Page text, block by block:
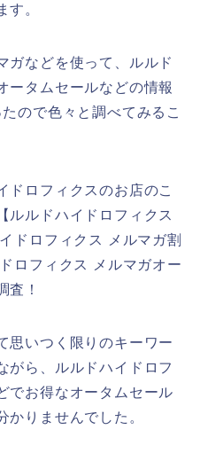
す。
ガなどを使って、ルルド
ータムセールなどの情報
ので色々と調べてみるこ
ドロフィクスのお店のこ
ルルドハイドロフィクス
ドロフィクス メルマガ割
ロフィクス メルマガオー
査！
思いつく限りのキーワー
がら、ルルドハイドロフ
でお得なオータムセール
かりませんでした。